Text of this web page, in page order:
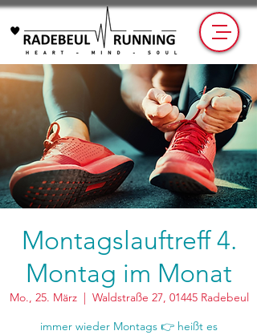
Montagslauftreff 4.
Montag im Monat
Mo., 25. März
  |
Waldstraße 27, 01445 Radebeul
immer wieder Montags 👉 heißt es